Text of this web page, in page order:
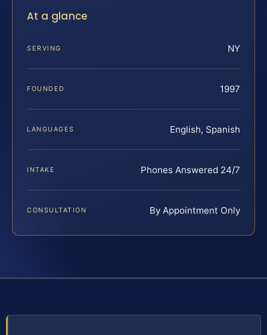
At a glance
SERVING NY
FOUNDED 1997
LANGUAGES English, Spanish
INTAKE Phones Answered 24/7
CONSULTATION By Appointment Only